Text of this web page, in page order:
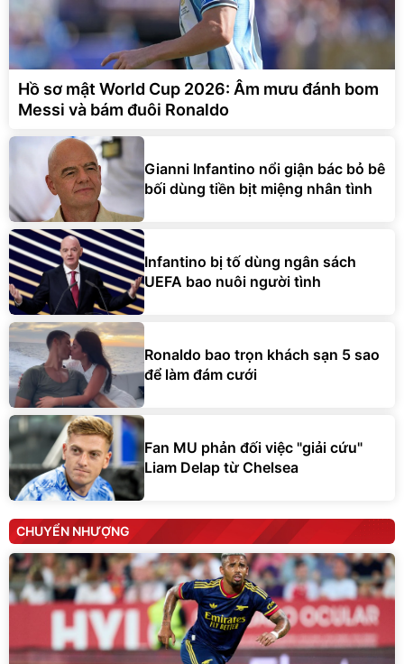
Hồ sơ mật World Cup 2026: Âm mưu đánh bom
Messi và bám đuôi Ronaldo
Gianni Infantino nổi giận bác bỏ bê
bối dùng tiền bịt miệng nhân tình
Infantino bị tố dùng ngân sách
UEFA bao nuôi người tình
Ronaldo bao trọn khách sạn 5 sao
để làm đám cưới
Fan MU phản đối việc "giải cứu"
Liam Delap từ Chelsea
CHUYỂN NHƯỢNG